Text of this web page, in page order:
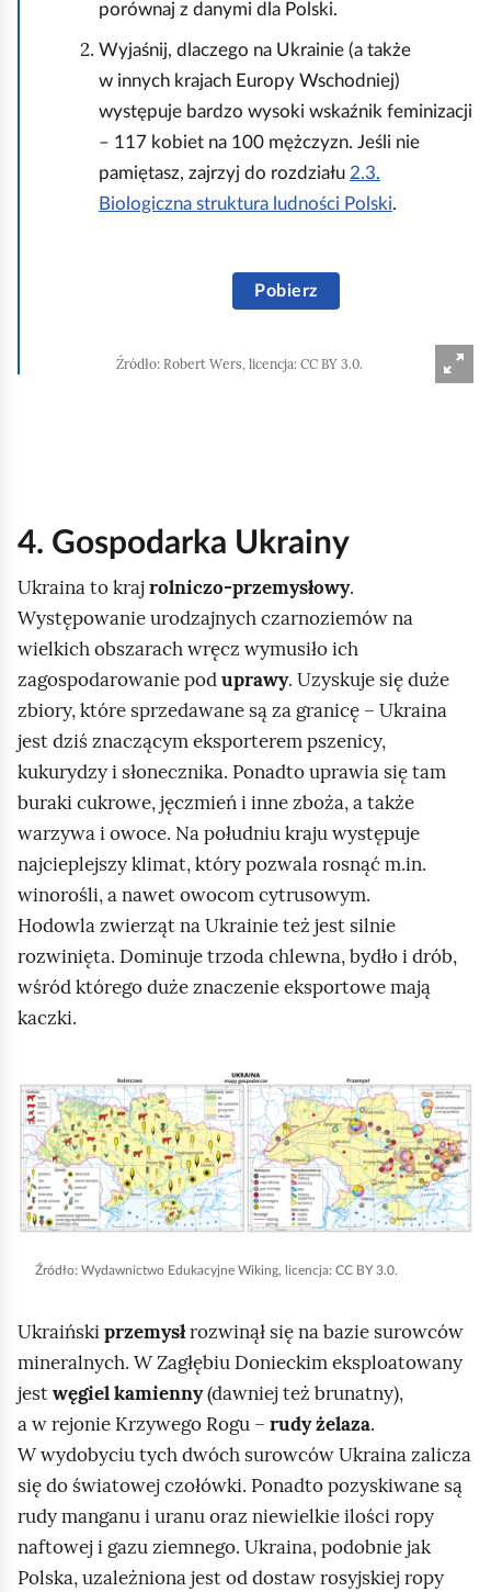
porównaj z danymi dla Polski.
Wyjaśnij, dlaczego na Ukrainie (a także
w innych krajach Europy Wschodniej)
występuje bardzo wysoki wskaźnik feminizacji
– 117 kobiet na 100 mężczyzn. Jeśli nie
pamiętasz, zajrzyj do rozdziału 2.3.
Biologiczna struktura ludności Polski.
e
n
e
d
m
o
g
c
d
o
t
y
c
ą
e
P
o
l
s
k
i
i
Pobierz
Źródło: Robert Wers, licencja: CC BY 3.0.
4. Gospodarka Ukrainy
Ukraina to kraj rolniczo‑przemysłowy.
Występowanie urodzajnych czarnoziemów na
wielkich obszarach wręcz wymusiło ich
zagospodarowanie poduprawy. Uzyskuje się duże
zbiory, które sprzedawane są za granicę – Ukraina
jest dziś znaczącym eksporterem pszenicy,
kukurydzy i słonecznika. Ponadto uprawia się tam
buraki cukrowe, jęczmień i inne zboża, a także
warzywa i owoce. Na południu kraju występuje
najcieplejszy klimat, który pozwala rosnąć m.in.
winorośli, a nawet owocom cytrusowym.
Hodowla zwierząt na Ukrainie też jest silnie
rozwinięta. Dominuje trzoda chlewna, bydło i drób,
wśród którego duże znaczenie eksportowe mają
kaczki.
K
k
i
a
b
y
u
r
u
c
h
o
Źródło: Wydawnictwo Edukacyjne Wiking, licencja: CC BY 3.0.
Ukraińskiprzemysłrozwinął się na bazie surowców
mineralnych. W Zagłębiu Donieckim eksploatowany
jestwęgiel kamienny(dawniej też brunatny),
a w rejonie Krzywego Rogu – rudy żelaza.
W wydobyciu tych dwóch surowców Ukraina zalicza
się do światowej czołówki. Ponadto pozyskiwane są
rudy manganu i uranu oraz niewielkie ilości ropy
naftowej i gazu ziemnego. Ukraina, podobnie jak
Polska, uzależniona jest od dostaw rosyjskiej ropy